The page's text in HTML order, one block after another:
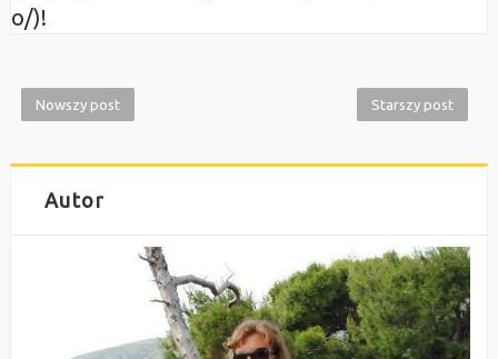
o/)!
Nowszy post Starszy post
Autor